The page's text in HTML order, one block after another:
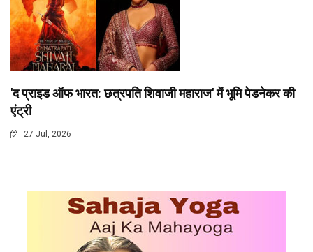
'द प्राइड ऑफ भारत: छत्रपति शिवाजी महाराज' में भूमि पेडनेकर की
एंट्री
27 Jul, 2026